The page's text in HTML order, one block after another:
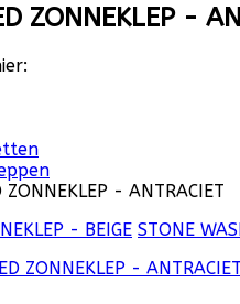
ZONNEKLEP -
ZONNEKLEP - ANTRACIET
- BEIGE STONE